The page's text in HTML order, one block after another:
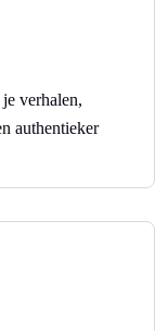
verhalen,
authentieker